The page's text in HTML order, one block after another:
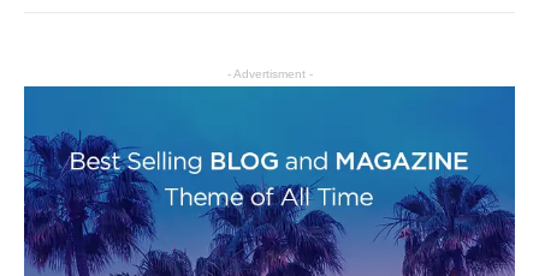
- Advertisment -